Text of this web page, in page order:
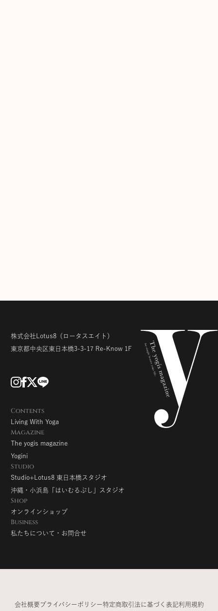
株式会社Lotus8 （ロータスエイト）
東京都中央区東日本橋3-3-17 Re-Know 1F
Contents
Living With Yoga
Magazine
The yogis magazine
Yogini
Studio
Studio+Lotus8 東日本橋スタジオ
沖縄・小浜島「はいむるぶし」スタジオ
Shop
オンラインショップ
Business
私たちについて・お問合せ
会社概要プライバシーポリシー特定商取引法に基づく表記利用規約